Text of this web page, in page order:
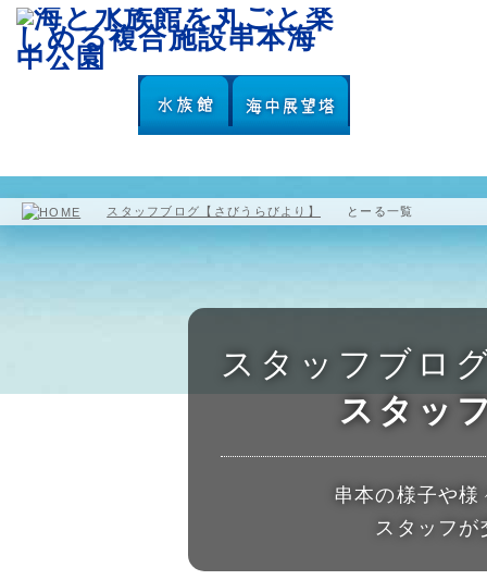
園内マップ 水族館
スタッフブログ【さびうらびより】 とーる一覧
スタッフブロ
スタッ
串本の様子や
スタッフ